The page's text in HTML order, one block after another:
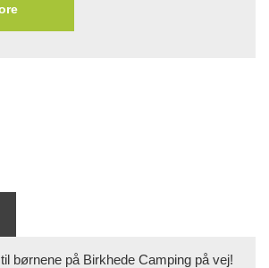
børnene på Birkhede Camping på vej!